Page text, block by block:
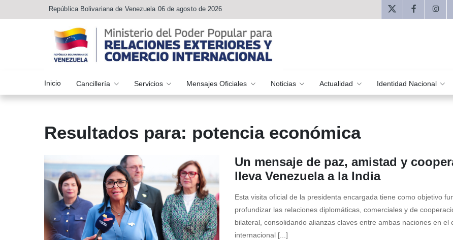
República Bolivariana de Venezuela 06 de agosto de 2026
Inicio Cancillería Servicios Mensajes Oficiales Noticias Actualidad Identidad Nacional
Resultados para: potencia económica
Un mensaje de paz, amistad y
lleva Venezuela a la India
Esta visita oficial de la presidenta encargada tiene como objetivo
profundizar las relaciones diplomáticas, comerciales y de
bilateral, consolidando alianzas claves entre ambas naciones en el
internacional [...]